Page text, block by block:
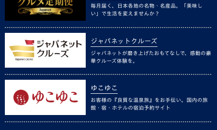
毎月届く、日本各地の名物・名産品。「美味し
い」で生活を変えませんか？
ジャパネットクルーズ
ジャパネットが磨き上げたおもてなしで、感動の豪
華クルーズ体験を。
ゆこゆこ
お客様の『良質な温泉旅』をお手伝い。国内の旅
館・宿・ホテルの宿泊予約サイト